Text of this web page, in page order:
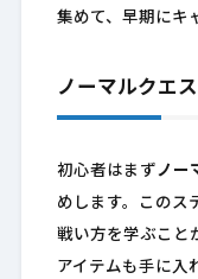
集めて、早期にキ
ノーマルクエ
初心者はまずノー
めします。このス
戦い方を学ぶこと
アイテムも手に入